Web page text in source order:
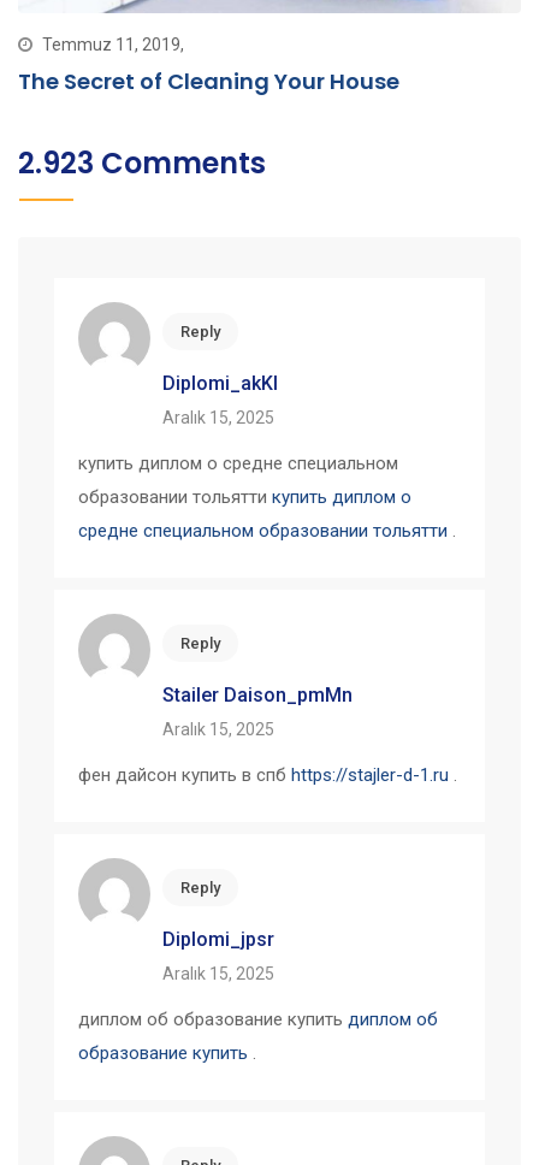
Temmuz 11, 2019,
The Secret of Cleaning Your House
2.923 Comments
Reply
Diplomi_akKl
Aralık 15, 2025
купить диплом о средне специальном
образовании тольятти купить диплом о
средне специальном образовании тольятти .
Reply
Stailer Daison_pmMn
Aralık 15, 2025
фен дайсон купить в спб https://stajler-d-1.ru .
Reply
Diplomi_jpsr
Aralık 15, 2025
диплом об образование купить диплом об
образование купить .